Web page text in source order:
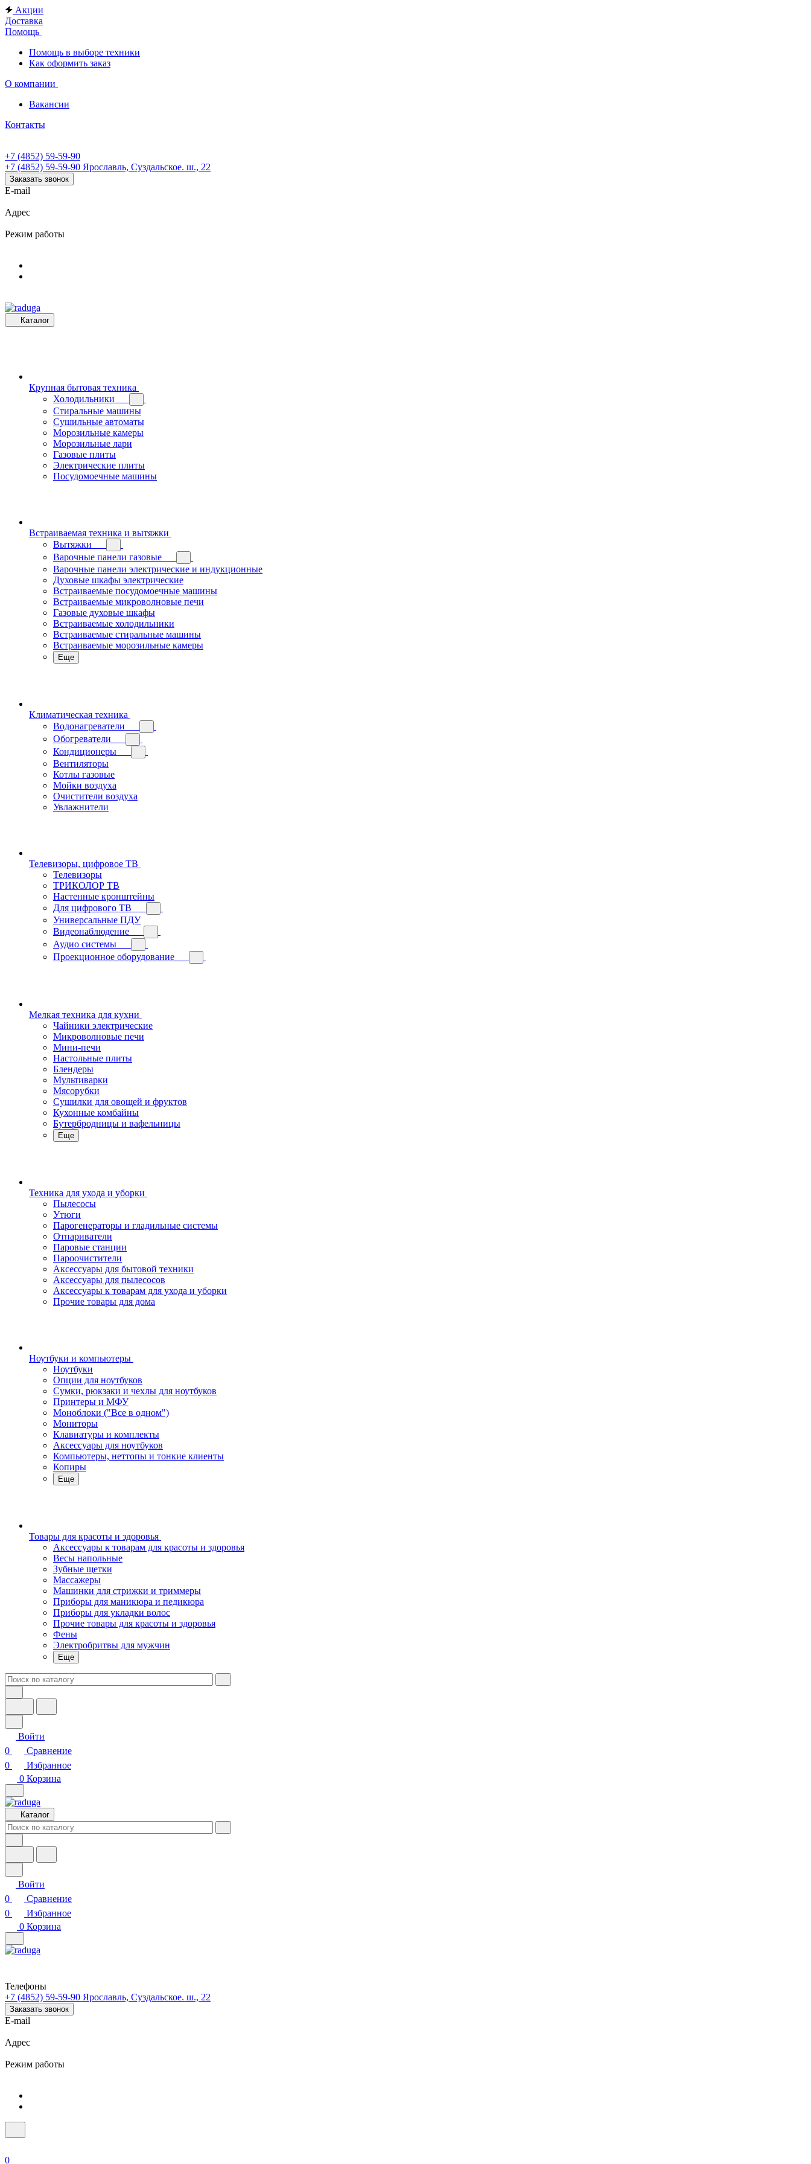
Акции
Доставка
Помощь
Помощь в выборе техники
Как оформить заказ
О компании
Вакансии
Контакты
+7 (4852) 59-59-90
+7 (4852) 59-59-90 Ярославль, Суздальское. ш., 22
Заказать звонок
E-mail
Адрес
Режим работы
Каталог
Крупная бытовая техника
Холодильники
Стиральные машины
Сушильные автоматы
Морозильные камеры
Морозильные лари
Газовые плиты
Электрические плиты
Посудомоечные машины
Встраиваемая техника и вытяжки
Вытяжки
Варочные панели газовые
Варочные панели электрические и индукционные
Духовые шкафы электрические
Встраиваемые посудомоечные машины
Встраиваемые микроволновые печи
Газовые духовые шкафы
Встраиваемые холодильники
Встраиваемые стиральные машины
Встраиваемые морозильные камеры
Еще
Климатическая техника
Водонагреватели
Обогреватели
Кондиционеры
Вентиляторы
Котлы газовые
Мойки воздуха
Очистители воздуха
Увлажнители
Телевизоры, цифровое ТВ
Телевизоры
ТРИКОЛОР ТВ
Настенные кронштейны
Для цифрового ТВ
Универсальные ПДУ
Видеонаблюдение
Аудио системы
Проекционное оборудование
Мелкая техника для кухни
Чайники электрические
Микроволновые печи
Мини-печи
Настольные плиты
Блендеры
Мультиварки
Мясорубки
Сушилки для овощей и фруктов
Кухонные комбайны
Бутербродницы и вафельницы
Еще
Техника для ухода и уборки
Пылесосы
Утюги
Парогенераторы и гладильные системы
Отпариватели
Паровые станции
Пароочистители
Аксессуары для бытовой техники
Аксессуары для пылесосов
Аксессуары к товарам для ухода и уборки
Прочие товары для дома
Ноутбуки и компьютеры
Ноутбуки
Опции для ноутбуков
Сумки, рюкзаки и чехлы для ноутбуков
Принтеры и МФУ
Моноблоки ("Все в одном")
Мониторы
Клавиатуры и комплекты
Аксессуары для ноутбуков
Компьютеры, неттопы и тонкие клиенты
Копиры
Еще
Товары для красоты и здоровья
Аксессуары к товарам для красоты и здоровья
Весы напольные
Зубные щетки
Массажеры
Машинки для стрижки и триммеры
Приборы для маникюра и педикюра
Приборы для укладки волос
Прочие товары для красоты и здоровья
Фены
Электробритвы для мужчин
Еще
Войти
0
Сравнение
0
Избранное
0 Корзина
Каталог
Войти
0
Сравнение
0
Избранное
0 Корзина
Телефоны
+7 (4852) 59-59-90 Ярославль, Суздальское. ш., 22
Заказать звонок
E-mail
Адрес
Режим работы
0